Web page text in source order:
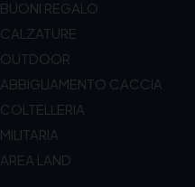
BUONI REGALO
CALZATURE
OUTDOOR
ABBIGLIAMENTO CACCIA
COLTELLERIA
MILITARIA
AREA LAND